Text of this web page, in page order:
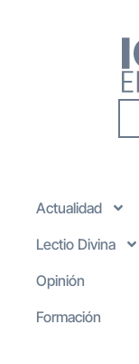
Actualidad
Lectio Divina
Opinión
Formación